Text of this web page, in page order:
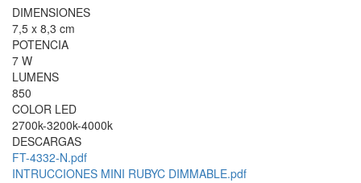
DIMENSIONES
7,5 x 8,3 cm
POTENCIA
7 W
LUMENS
850
COLOR LED
2700k-3200k-4000k
DESCARGAS
FT-4332-N.pdf
INTRUCCIONES MINI RUBYC DIMMABLE.pdf